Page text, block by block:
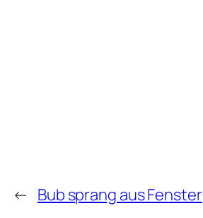
← Bub sprang aus Fenster